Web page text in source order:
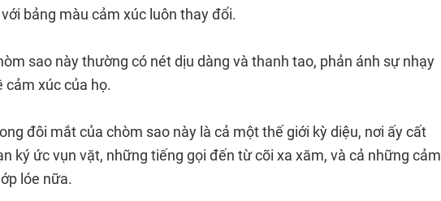
bảng màu cảm xúc luôn thay đổi.
sao này thường có nét dịu dàng và thanh tao, phản ánh sự nhạy
cảm xúc của họ.
đôi mắt của chòm sao này là cả một thế giới kỳ diệu, nơi ấy cất
ký ức vụn vặt, những tiếng gọi đến từ cõi xa xăm, và cả những cảm
lóe nữa.